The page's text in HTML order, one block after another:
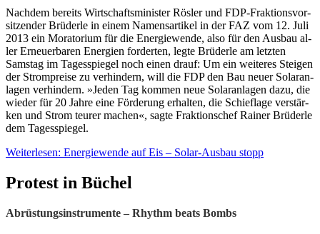
Nach­dem be­reits Wirt­schafts­mi­nis­ter Rös­ler und FDP-Frak­ti­ons­vor­
sit­zen­der Brü­der­le in ei­nem Na­mens­ar­ti­kel in der FAZ vom 12. Ju­li
2013 ein Mo­ra­to­ri­um für die En­er­gie­wen­de, al­so für den Aus­bau al­
ler Er­neu­er­ba­ren En­er­gi­en for­der­ten, leg­te Brü­der­le am letz­ten
Sams­tag im Ta­ges­spie­gel noch ei­nen drauf: Um ein wei­te­res Stei­gen
der Strom­prei­se zu ver­hin­dern, will die FDP den Bau neu­er So­lar­an­
la­gen ver­hin­dern. »Je­den Tag kom­men neue So­lar­an­la­gen da­zu, die
wie­der für 20 Jah­re ei­ne För­de­rung er­hal­ten, die Schief­la­ge ver­stär­
ken und Strom teu­rer ma­chen«, sag­te Frak­ti­ons­chef Rai­ner Brü­der­le
dem Ta­ges­spie­gel.
Weiterlesen: Energiewende auf Eis – Solar‑Ausbau stopp
Protest in Büchel
Abrüstungsinstrumente – Rhythm beats Bombs